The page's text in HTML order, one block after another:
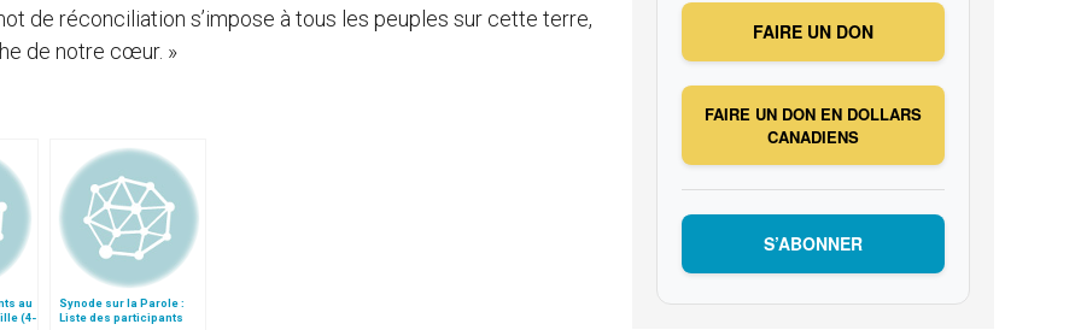
de réconciliation s’impose à tous les peuples sur cette terre,
de notre cœur. »
au
(4-
Synode sur la Parole :
Liste des participants
FAIRE UN DON
FAIRE UN DON EN DOLLARS
CANADIENS
S’ABONNER